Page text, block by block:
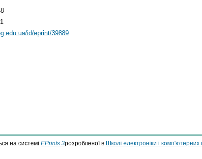
id/eprint/39889
на системі EPrints 3розробленої в Школі електроніки і комп'ютерних